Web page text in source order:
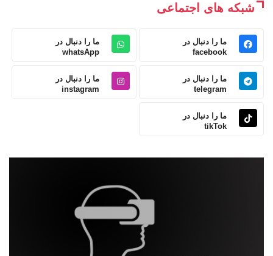
شبکه های اجتماعی
ما را دنبال در
facebook
ما را دنبال در
whatsApp
ما را دنبال در
telegram
ما را دنبال در
instagram
ما را دنبال در
tikTok